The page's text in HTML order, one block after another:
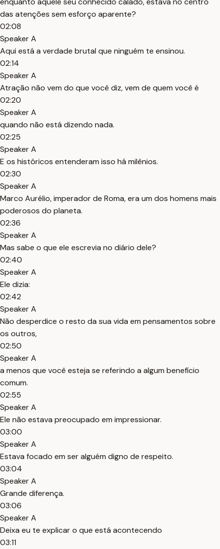
das atenções sem esforço aparente?
02:08
Speaker A
Aqui está a verdade brutal que ninguém te ensinou.
02:14
Speaker A
Atração não vem do que você diz, vem de quem você é
02:20
Speaker A
quando não está dizendo nada.
02:25
Speaker A
E os históricos entenderam isso há milênios.
02:30
Speaker A
Marco Aurélio, imperador de Roma, era um dos homens mais
poderosos do planeta.
02:36
Speaker A
Mas sabe o que ele escrevia no diário dele?
02:40
Speaker A
Ele dizia:
02:42
Speaker A
Não desperdice o resto da sua vida em pensamentos sobre
os outros,
02:50
Speaker A
a menos que você esteja se referindo a algum benefício
comum.
02:55
Speaker A
Ele não estava preocupado em impressionar.
03:00
Speaker A
Estava focado em ser alguém digno de respeito.
03:04
Speaker A
Grande diferença.
03:06
Speaker A
Deixa eu te explicar o que está acontecendo
03:11